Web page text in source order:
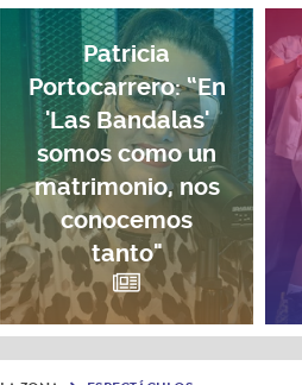
Patricia
Portocarrero: “En
'Las Bandalas'
somos como un
matrimonio, nos
conocemos
tanto"